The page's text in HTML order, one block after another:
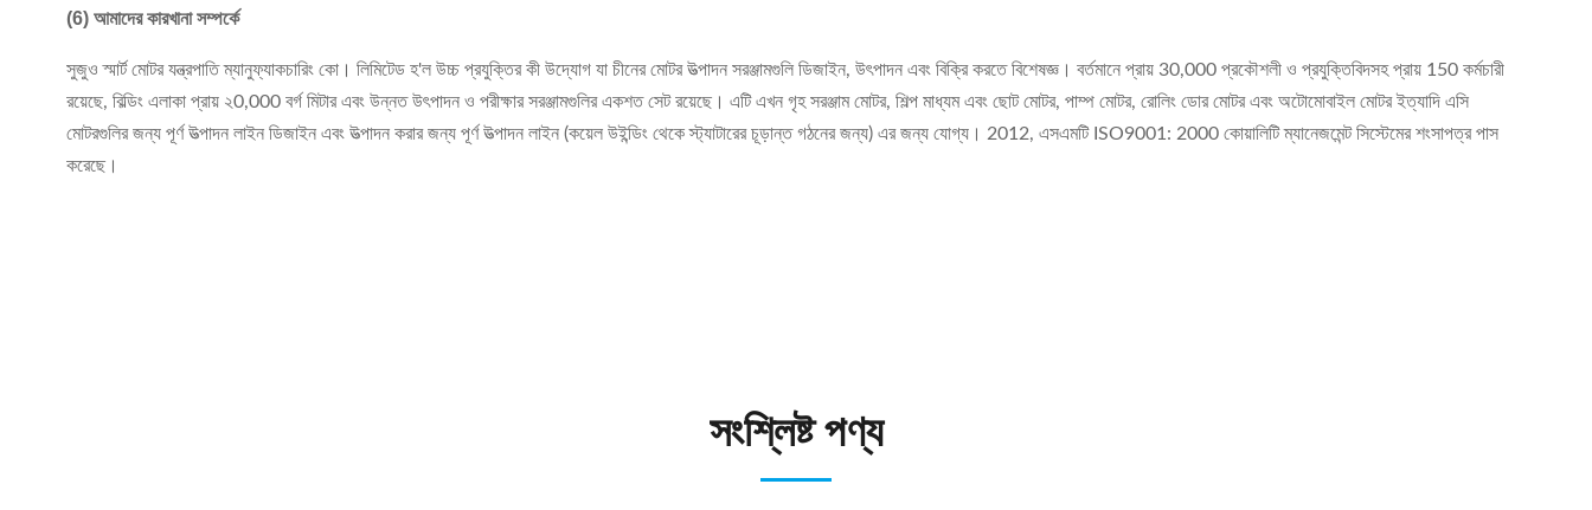
(6) আমাদের কারখানা সম্পর্কে
সুজুও স্মার্ট মোটর যন্ত্রপাতি ম্যানুফ্যাকচারিং কো। লিমিটেড হ'ল উচ্চ প্রযুক্তির কী উদ্যোগ যা চীনের মোটর উত্পাদন সরঞ্জামগুলি ডিজাইন, উৎপাদন এবং বিক্রি করতে বিশেষজ্ঞ। বর্তমানে প্রায় 30,000 প্রকৌশলী ও প্রযুক্তিবিদসহ প্রায় 150 কর্মচারী
রয়েছে, বিল্ডিং এলাকা প্রায় ২0,000 বর্গ মিটার এবং উন্নত উৎপাদন ও পরীক্ষার সরঞ্জামগুলির একশত সেট রয়েছে। এটি এখন গৃহ সরঞ্জাম মোটর, শিল্প মাধ্যম এবং ছোট মোটর, পাম্প মোটর, রোলিং ডোর মোটর এবং অটোমোবাইল মোটর ইত্যাদি এসি
মোটরগুলির জন্য পূর্ণ উত্পাদন লাইন ডিজাইন এবং উত্পাদন করার জন্য পূর্ণ উত্পাদন লাইন (কয়েল উইন্ডিং থেকে স্ট্যাটারের চূড়ান্ত গঠনের জন্য) এর জন্য যোগ্য। 2012, এসএমটি ISO9001: 2000 কোয়ালিটি ম্যানেজমেন্ট সিস্টেমের শংসাপত্র পাস
করেছে।
সংশ্লিষ্ট পণ্য